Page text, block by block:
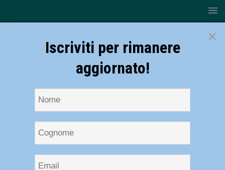
×
Iscriviti per rimanere
aggiornato!